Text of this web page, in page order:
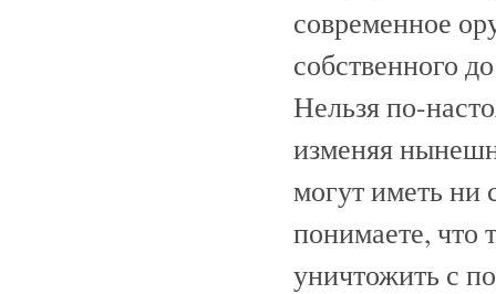
современное
собственного
Нельзя по-
изменяя
могут иметь ни
понимаете, что
уничтожить с